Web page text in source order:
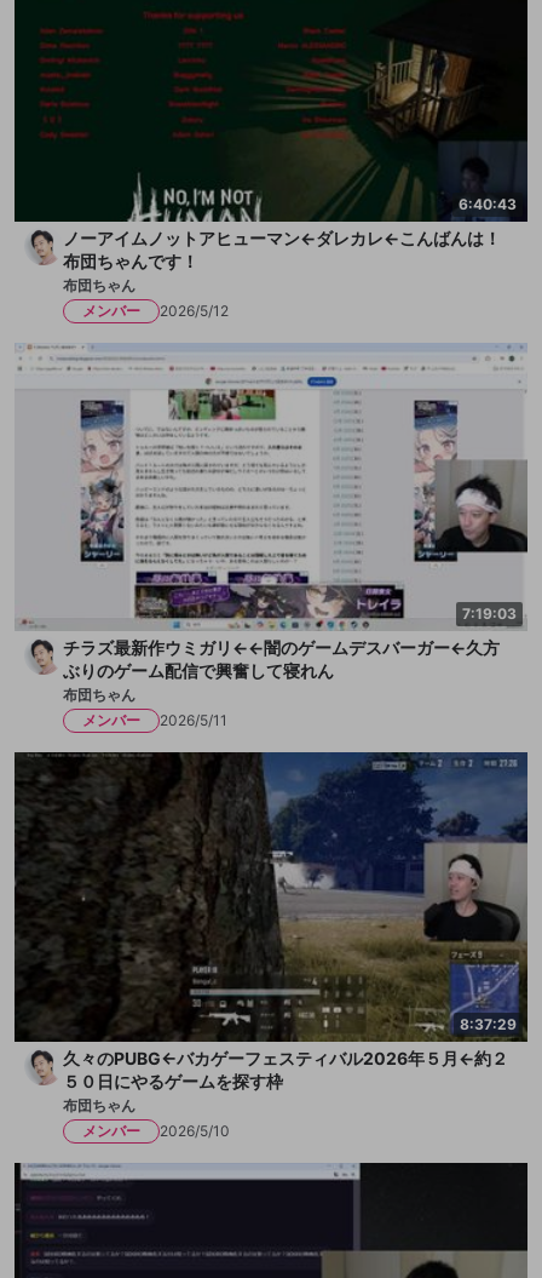
6:40:43
ノーアイムノットアヒューマン←ダレカレ←こんばんは！
布団ちゃんです！
布団ちゃん
メンバー
2026/5/12
7:19:03
チラズ最新作ウミガリ←←闇のゲームデスバーガー←久方
ぶりのゲーム配信で興奮して寝れん
布団ちゃん
メンバー
2026/5/11
8:37:29
久々のPUBG←バカゲーフェスティバル2026年５月←約２
５０日にやるゲームを探す枠
布団ちゃん
メンバー
2026/5/10